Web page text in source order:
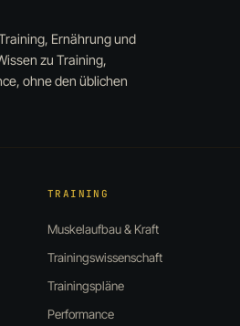
Ernährung und
zu Training,
ohne den üblichen
TRAINING
Muskelaufbau & Kraft
Trainingswissenschaft
Trainingspläne
Performance